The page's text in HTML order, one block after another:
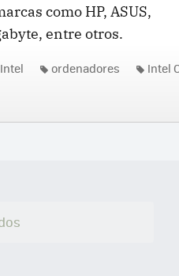
como HP, ASUS,
entre otros.
Intel ordenadores Intel